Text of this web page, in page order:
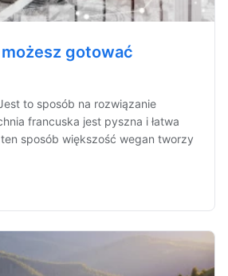
gotować
to sposób na rozwiązanie
francuska jest pyszna i łatwa
sposób większość wegan tworzy